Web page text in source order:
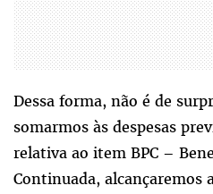
Dessa forma, não é de
somarmos às despesas
relativa ao item BPC –
Continuada, alcançaremos